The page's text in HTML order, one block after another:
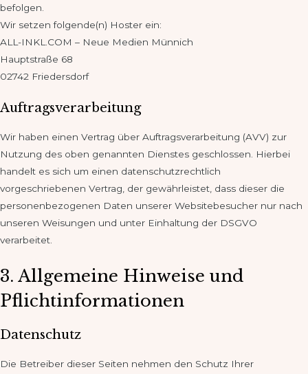
befolgen.
Wir setzen folgende(n) Hoster ein:
ALL-INKL.COM – Neue Medien Münnich
Hauptstraße 68
02742 Friedersdorf
Auftragsverarbeitung
Wir haben einen Vertrag über Auftragsverarbeitung (AVV) zur
Nutzung des oben genannten Dienstes geschlossen. Hierbei
handelt es sich um einen datenschutzrechtlich
vorgeschriebenen Vertrag, der gewährleistet, dass dieser die
personenbezogenen Daten unserer Websitebesucher nur nach
unseren Weisungen und unter Einhaltung der DSGVO
verarbeitet.
3. Allgemeine Hinweise und
Pflichtinformationen
Datenschutz
Die Betreiber dieser Seiten nehmen den Schutz Ihrer